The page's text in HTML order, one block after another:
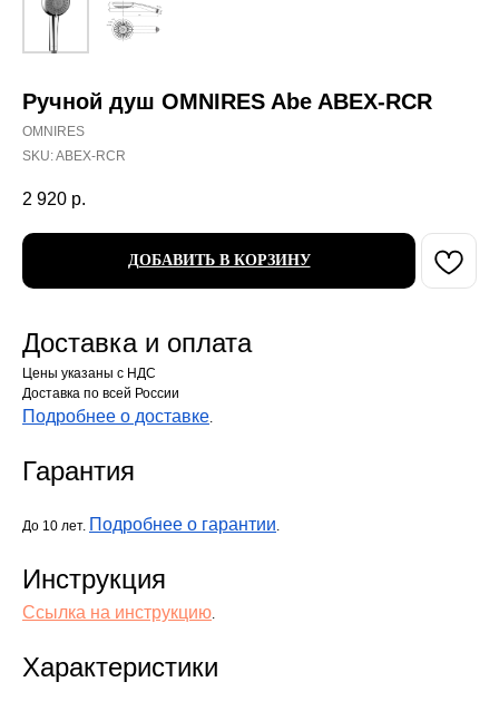
Ручной душ OMNIRES Abe ABEX-RCR
OMNIRES
SKU:ABEX-RCR
2 920 р.
ДОБАВИТЬ В КОРЗИНУ
Доставка и оплата
Цены указаны с НДС
Доставка по всей России
Подробнее о доставке.
Гарантия
До 10 лет. Подробнее о гарантии.
Инструкция
Ссылка на инструкцию.
Характеристики